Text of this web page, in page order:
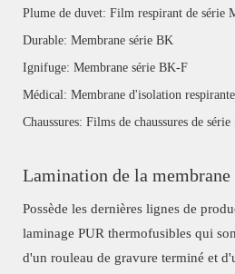
Plume de duvet: Film respirant de série
Durable: Membrane série BK
Ignifuge: Membrane série BK-F
Médical: Membrane d'isolation
Chaussures: Films de chaussures de série
Lamination de la membrane
Possède les dernières lignes de
laminage PUR thermofusibles qui
d'un rouleau de gravure terminé et